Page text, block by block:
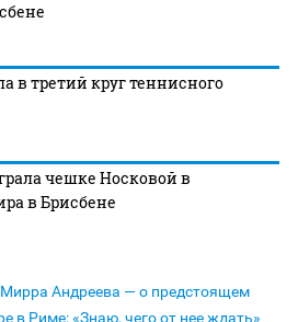
в третий круг теннисного
чешке Носковой в
в Брисбене
Мирра Андреева — о предстоящем
в Риме: «Знаю, чего от нее ждать»